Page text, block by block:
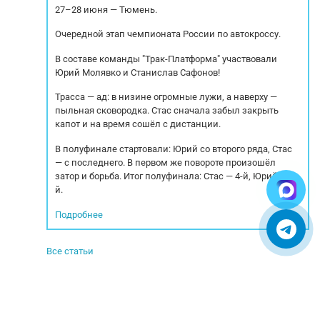
Coпрoвождaем...
27–28 июня — Тюмень.
Очередной этап чемпионата России по автокроссу.
В составе команды "Трак-Платформа" участвовали
Юрий Молявко и Станислав Сафонов!
Трасса — ад: в низине огромные лужи, а наверху —
пыльная сковородка. Стас сначала забыл закрыть
капот и на время сошёл с дистанции.
В полуфинале стартовали: Юрий со второго ряда, Стас
— с последнего. В первом же повороте произошёл
затор и борьба. Итог полуфинала: Стас — 4-й, Юрий — 5-
й.
Подробнее
Все статьи